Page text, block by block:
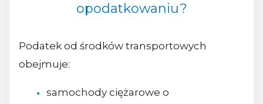
opodatkowaniu?
Podatek od środków transportowych
obejmuje:
samochody ciężarowe o